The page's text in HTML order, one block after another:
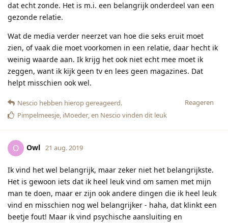
dat echt zonde. Het is m.i. een belangrijk onderdeel van een
gezonde relatie.
Wat de media verder neerzet van hoe die seks eruit moet
zien, of vaak die moet voorkomen in een relatie, daar hecht ik
weinig waarde aan. Ik krijg het ook niet echt mee moet ik
zeggen, want ik kijk geen tv en lees geen magazines. Dat
helpt misschien ook wel.
Reageren
Nescio hebben hierop gereageerd.
Pimpelmeesje, iMoeder, en Nescio vinden dit leuk
O Owl 21 aug. 2019
Ik vind het wel belangrijk, maar zeker niet het belangrijkste.
Het is gewoon iets dat ik heel leuk vind om samen met mijn
man te doen, maar er zijn ook andere dingen die ik heel leuk
vind en misschien nog wel belangrijker - haha, dat klinkt een
beetje fout! Maar ik vind psychische aansluiting en